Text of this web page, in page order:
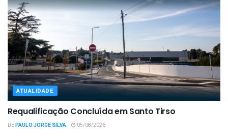
ATUALIDADE
Requalificação Concluída em Santo Tirso
DEPAULO JORGE SILVA 05/08/2026